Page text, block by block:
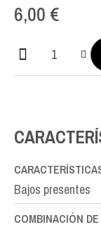
6,00 €
Aequus
Silver
cantidad
Bajos presentes
COMBINACIÓN